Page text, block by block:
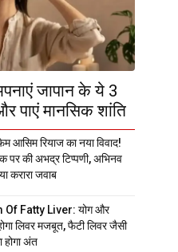
जापान के ये 3
पाएं मानसिक शांति
आसिम रियाज का नया विवाद!
पर की अभद्र टिप्पणी, अभिनव
करारा जवाब
Of Fatty Liver: योग और
लिवर मजबूत, फैटी लिवर जैसी
होगा अंत